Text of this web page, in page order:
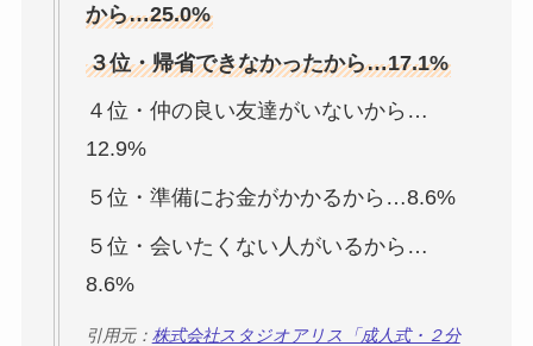
から…25.0%
３位・帰省できなかったから…17.1%
４位・仲の良い友達がいないから…
12.9%
５位・準備にお金がかかるから…8.6%
５位・会いたくない人がいるから…
8.6%
引用元： 株式会社スタジオアリス「成人式・２分